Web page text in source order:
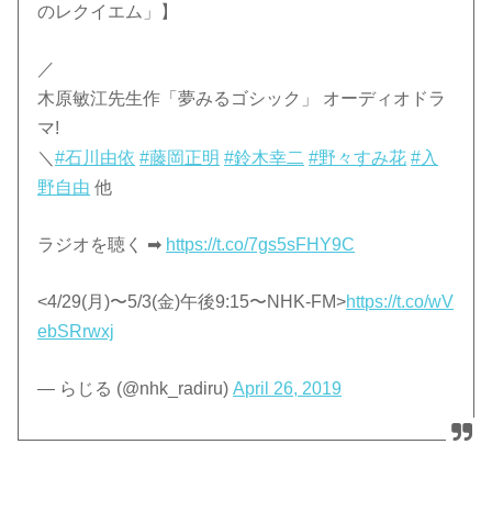
のレクイエム」】
／
木原敏江先生作「夢みるゴシック」 オーディオドラ
マ!
＼#石川由依 #藤岡正明 #鈴木幸二 #野々すみ花 #入
野自由 他
ラジオを聴く ➡ https://t.co/7gs5sFHY9C
<4/29(月)〜5/3(金)午後9:15〜NHK-FM>https://t.co/wV
ebSRrwxj
— らじる (@nhk_radiru)April 26, 2019